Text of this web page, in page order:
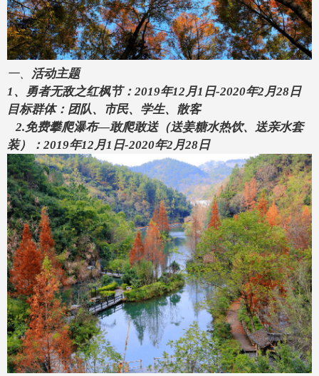
一、 活动主题
1、勇者无敌之红枫节：2019年12月1日-2020年2月28日
目标群体：团队、市民、学生、散客
2.免费攀爬瀑布—敢爬敢送（送姜糖水热饮、送亲水套
装）：2019年12月1日-2020年2月28日